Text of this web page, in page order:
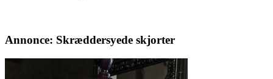
Annonce: Skræddersyede skjorter